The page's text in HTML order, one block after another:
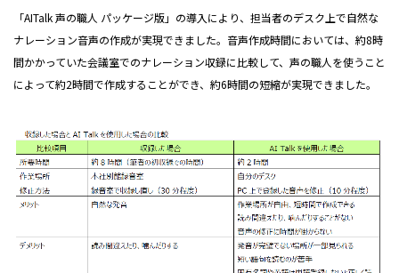
「AITalk 声の職人 パッケージ版」の導入により、担当者のデスク上で自然な
ナレーション音声の作成が実現できました。音声作成時間においては、約8時
間かかっていた会議室でのナレーション収録に比較して、声の職人を使うこと
によって約2時間で作成することができ、約6時間の短縮が実現できました。